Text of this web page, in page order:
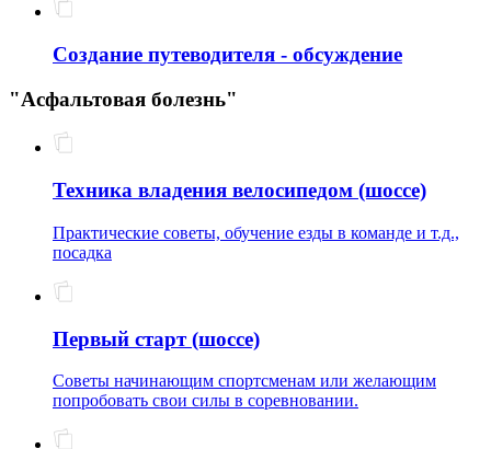
Создание путеводителя - обсуждение
"Асфальтовая болезнь"
Техника владения велосипедом (шоссе)
Практические советы, обучение езды в команде и т.д.,
посадка
Первый старт (шоссе)
Советы начинающим спортсменам или желающим
попробовать свои силы в соревновании.